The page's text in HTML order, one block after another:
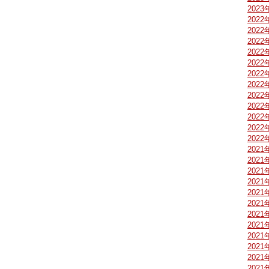
2023
2022
2022
2022
2022
2022
2022
2022
2022
2022
2022
2022
2022
2021
2021
2021
2021
2021
2021
2021
2021
2021
2021
2021